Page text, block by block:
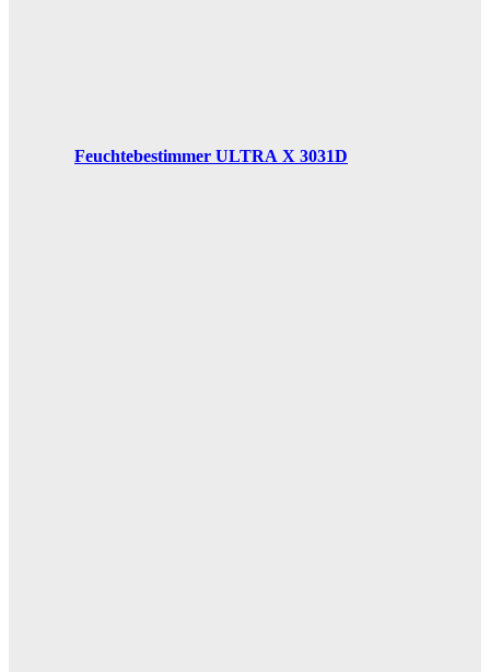
Feuchtebestimmer ULTRA X 3031D